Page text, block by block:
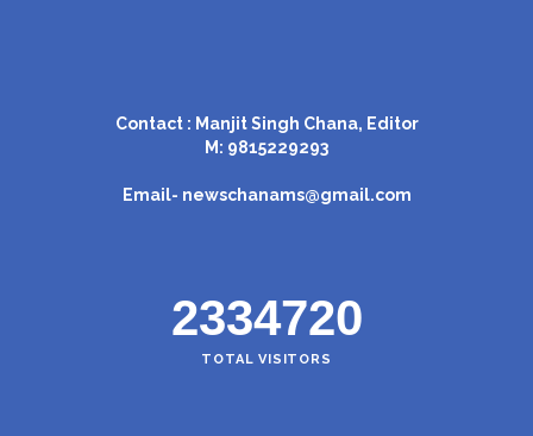
Contact : Manjit Singh Chana, Editor
M: 9815229293
Email- newschanams@gmail.com
2334720
TOTAL VISITORS